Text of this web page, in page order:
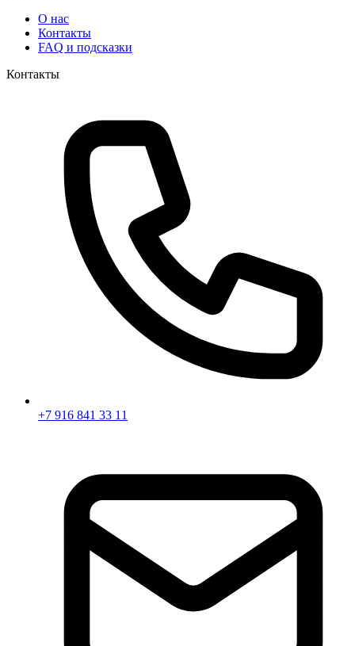
О нас
Контакты
FAQ и подсказки
Контакты
+7 916 841 33 11